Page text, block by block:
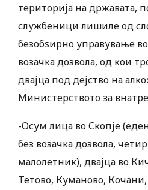
територија на државата,
службеници лишиле од
безобѕирно управување
возачка дозвола, од кои
двајца под дејство на
Министерството за
-Осум лица во Скопје
без возачка дозвола,
малолетник), двајца во
Тетово, Куманово,